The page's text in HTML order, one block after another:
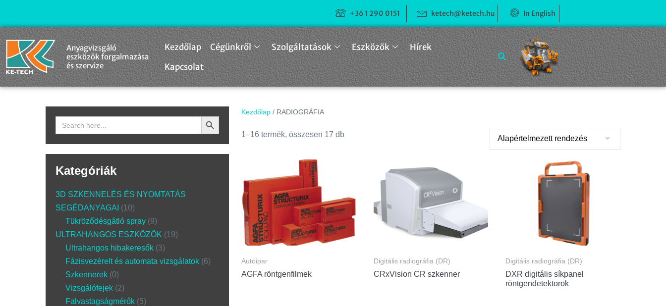
+36 1 290 0151 ketech@ketech.hu In English
Anyagvizsgáló
eszközök forgalmazása
és szervize
Kezdőlap Cégünkről Szolgáltatások Eszközök
Hírek
Kapcsolat
Search
for:
Search Button
Kategóriák
3D SZKENNELÉS ÉS NYOMTATÁS
SEGÉDANYAGAI
10
Tükröződésgátló spray 9
ULTRAHANGOS ESZKÖZÖK
19
Ultrahangos hibakeresők 3
Fázisvezérelt és automata vizsgálatok 6
Szkennerek 0
Vizsgálófejek 2
Falvastagságmérők 5
Kezdőlap/ RADIOGRÁFIA
1–16 termék, összesen 17 db
Autóipar
AGFA röntgenfilmek
Digitális radiográfia (DR)
CRxVision CR szkenner
Digitális radiográfia (DR)
DXR digitális síkpanel
röntgendetektorok